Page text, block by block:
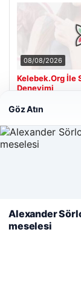
08/08/2026
Kelebek.Org İle
Deneyimi
Son Eklenen
Web sitemizi
kullanıyoruz.
Reddet
Göz Atın
Alexander
meselesi